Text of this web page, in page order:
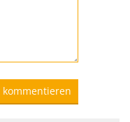
kommentieren